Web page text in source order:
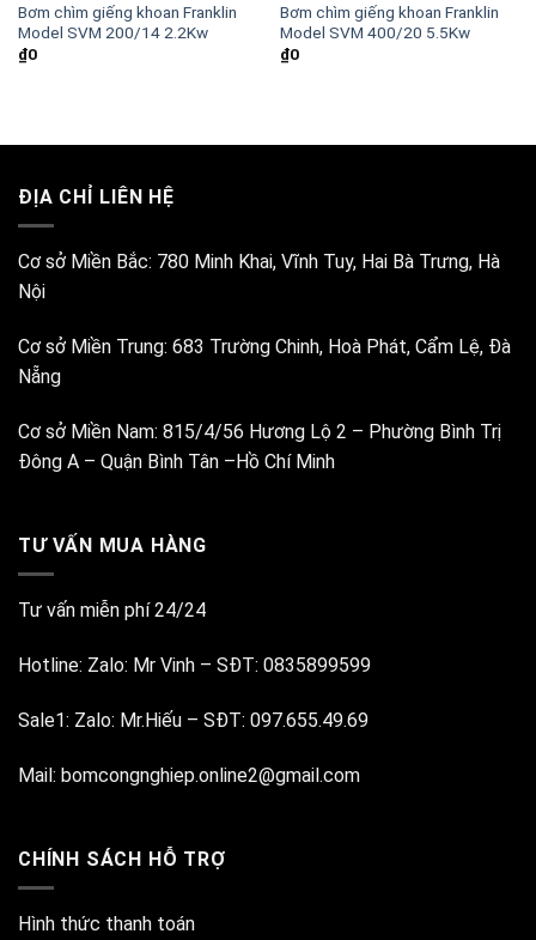
Bơm chìm giếng khoan Franklin
Model SVM 200/14 2.2Kw
₫0
Bơm chìm giếng khoan Franklin
Model SVM 400/20 5.5Kw
₫0
ĐỊA CHỈ LIÊN HỆ
Cơ sở Miền Bắc: 780 Minh Khai, Vĩnh Tuy, Hai Bà Trưng, Hà
Nội
Cơ sở Miền Trung: 683 Trường Chinh, Hoà Phát, Cẩm Lệ, Đà
Nẵng
Cơ sở Miền Nam: 815/4/56 Hương Lộ 2 – Phường Bình Trị
Đông A – Quận Bình Tân –Hồ Chí Minh
TƯ VẤN MUA HÀNG
Tư vấn miễn phí 24/24
Hotline: Zalo: Mr Vinh – SĐT: 0835899599
Sale1: Zalo: Mr.Hiếu – SĐT: 097.655.49.69
Mail: bomcongnghiep.online2@gmail.com
CHÍNH SÁCH HỖ TRỢ
Hình thức thanh toán